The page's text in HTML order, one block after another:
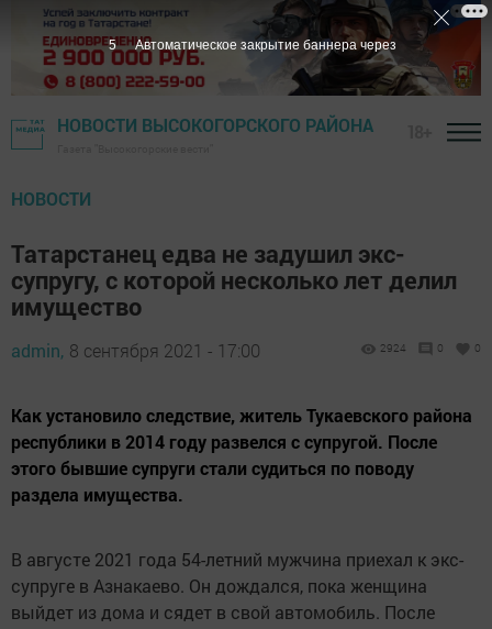
НОВОСТИ ВЫСОКОГОРСКОГО РАЙОНА
НОВОСТИ
Татарстанец едва не задушил экс-
супругу, с которой несколько лет делил
имущество
admin, 8 сентября 2021 - 17:00 2924 0 0
Как установило следствие, житель Тукаевского района
республики в 2014 году развелся с супругой. После
этого бывшие супруги стали судиться по поводу
раздела имущества.
В августе 2021 года 54-летний мужчина приехал к экс-
супруге в Азнакаево. Он дождался, пока женщина
выйдет из дома и сядет в свой автомобиль. После
4 Автоматическое закрытие баннера через